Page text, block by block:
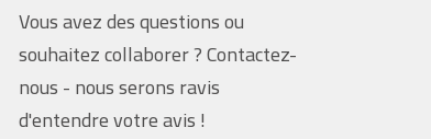
Vous avez des questions ou
souhaitez collaborer ? Contactez-
nous - nous serons ravis
d'entendre votre avis !